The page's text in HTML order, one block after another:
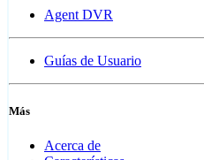
Agent DVR
Guías de Usuario
Más
Acerca de